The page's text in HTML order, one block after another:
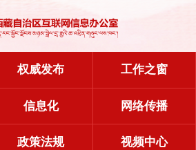
权威发布 工作之窗
信息化 网络传播
政策法规 视频中心